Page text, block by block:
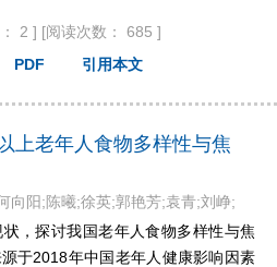
2 ] [阅读次数： 685 ]
PDF 引用本文
上老年人食物多样性与焦
向阳;陈曦;徐英;郭艳芳;袁青;刘峥;
，探讨我国老年人食物多样性与焦
于2018年中国老年人健康影响因素